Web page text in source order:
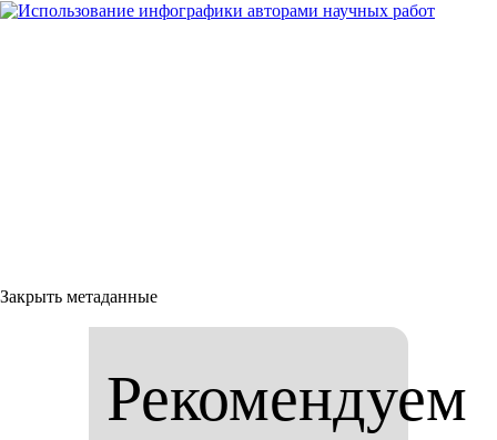
Закрыть метаданные
Рекомендуем